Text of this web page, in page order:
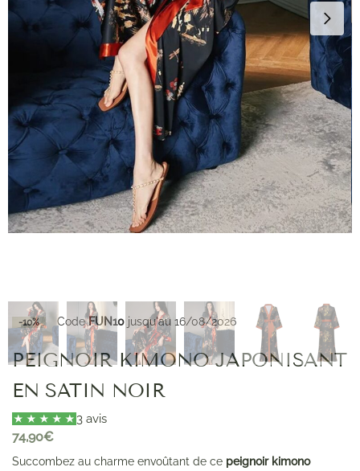
-10% CodeFUN10 jusqu'au 16/08/2026
PEIGNOIR KIMONO JAPONISANT
EN SATIN NOIR
3 avis
74,90€
Succombez au charme envoûtant de ce peignoir kimono